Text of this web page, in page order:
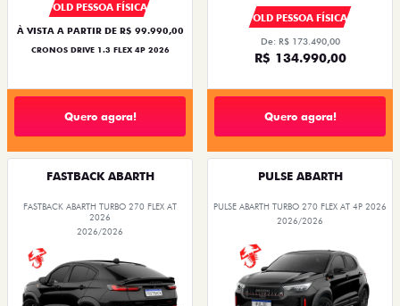
OLD PESSOA FÍSICA
À VISTA A PARTIR DE R$ 99.990,00
CRONOS DRIVE 1.3 FLEX 4P 2026
Quero agora!
OLD PESSOA FÍSICA
De: R$ 173.490,00
R$ 134.990,00
Quero agora!
FASTBACK ABARTH
FASTBACK ABARTH TURBO 270 FLEX AT
2026
2026/2026
PULSE ABARTH
PULSE ABARTH TURBO 270 FLEX AT 4P 2026
2026/2026